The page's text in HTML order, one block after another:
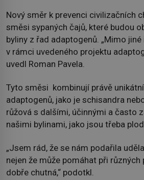
Nový směr k prevenci civilizačních
směsi sypaných čajů, které budou
byliny z řad adaptogenů. „Mimo
v rámci uvedeného projektu
uvedl Roman Pavela.
Tyto směsi kombinují právě
adaptogenů, jako je schisandra
růžová s dalšími, účinnými a často
našimi bylinami, jako jsou třeba
„Jsem rád, že se nám podařila
nejen že může pomáhat při různých
dobře chutná,“ podotkl.